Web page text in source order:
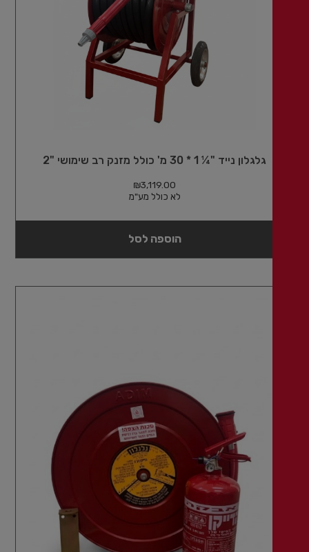
גלגלון נייד "¼ 1 * 30 מ' כולל מזנק רב שימושי "2
₪
לא כולל מע"מ
הוספה לסל